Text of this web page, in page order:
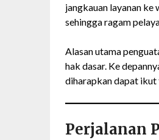
jangkauan layanan
sehingga ragam
Alasan utama
hak dasar. Ke
diharapkan dapat
Perjalanan